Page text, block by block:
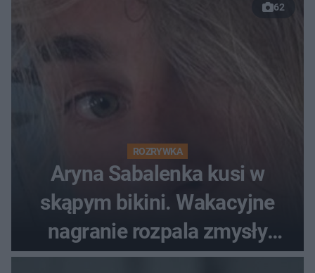
62
ROZRYWKA
Aryna Sabalenka kusi w
skąpym bikini. Wakacyjne
nagranie rozpala zmysły
fanów